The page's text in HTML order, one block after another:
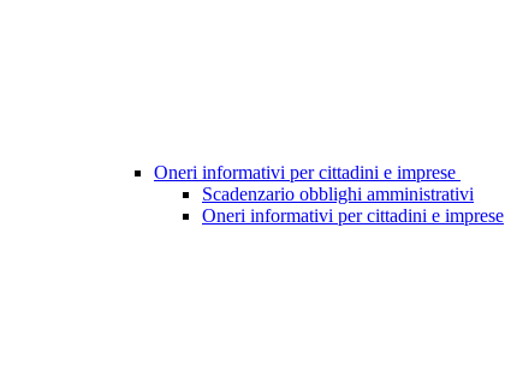
Oneri informativi per cittadini e imprese
Scadenzario obblighi amministrativi
Oneri informativi per cittadini e imprese